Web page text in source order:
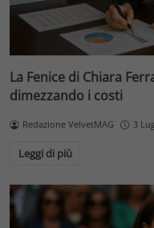
La Fenice di Chiara
dimezzando i costi
Redazione VelvetMAG 3
Leggi di più